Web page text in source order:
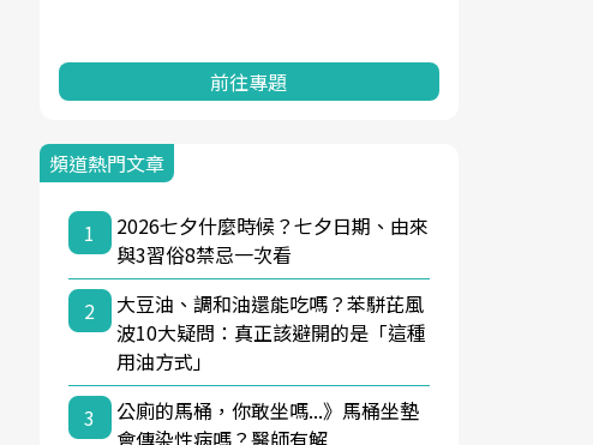
前往專題
頻道熱門文章
1
2026七夕什麼時候？七夕日期、由來
與3習俗8禁忌一次看
2
大豆油、調和油還能吃嗎？苯駢芘風
波10大疑問：真正該避開的是「這種
用油方式」
3
公廁的馬桶，你敢坐嗎...》馬桶坐墊
會傳染性病嗎？醫師有解